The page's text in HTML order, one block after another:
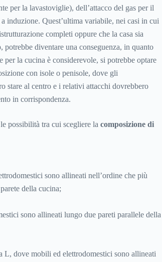
per la lavastoviglie), dell’attacco del gas per il
induzione. Quest’ultima variabile, nei casi in cui
completi oppure che la casa sia
potrebbe diventare una conseguenza, in quanto
per la cucina è considerevole, si potrebbe optare
con isole o penisole, dove gli
stare al centro e i relativi attacchi dovrebbero
in corrispondenza.
possibilità tra cui scegliere la composizione di
sono allineati nell’ordine che più
della cucina;
sono allineati lungo due pareti parallele della
L, dove mobili ed elettrodomestici sono allineati